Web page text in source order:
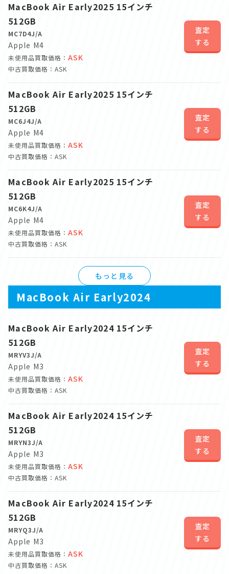
MacBook Air Early2025 15インチ
512GB
MC7D4J/A
Apple M4
未使用品買取価格： ASK
中古買取価格：ASK
査定
する
MacBook Air Early2025 15インチ
512GB
MC6J4J/A
Apple M4
未使用品買取価格： ASK
中古買取価格：ASK
査定
する
MacBook Air Early2025 15インチ
512GB
MC6K4J/A
Apple M4
未使用品買取価格： ASK
中古買取価格：ASK
査定
する
もっと見る
MacBook Air Early2024
MacBook Air Early2024 15インチ
512GB
MRYV3J/A
Apple M3
未使用品買取価格： ASK
中古買取価格：ASK
査定
する
MacBook Air Early2024 15インチ
512GB
MRYN3J/A
Apple M3
未使用品買取価格： ASK
中古買取価格：ASK
査定
する
MacBook Air Early2024 15インチ
512GB
MRYQ3J/A
Apple M3
未使用品買取価格： ASK
中古買取価格：ASK
査定
する